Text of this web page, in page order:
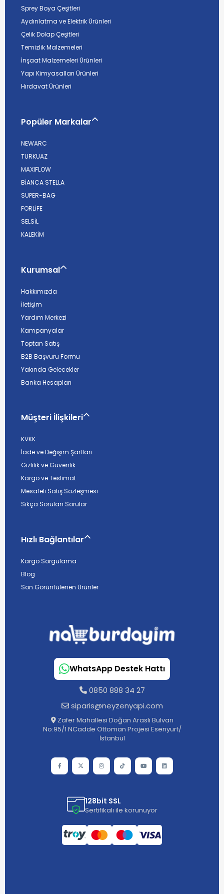
Sprey Boya Çeşitleri
Aydınlatma ve Elektrik Ürünleri
Çelik Dolap Çeşitleri
Temizlik Malzemeleri
İnşaat Malzemeleri Ürünleri
Yapı Kimyasalları Ürünleri
Hırdavat Ürünleri
Popüler Markalar
NEWARC
TURKUAZ
MAXIFLOW
BİANCA STELLA
SUPER-BAG
FORLİFE
SELSİL
KALEKİM
Kurumsal
Hakkımızda
İletişim
Yardım Merkezi
Kampanyalar
Toptan Satış
B2B Başvuru Formu
Yakında Gelecekler
Banka Hesapları
Müşteri İlişkileri
KVKK
İade ve Değişim Şartları
Gizlilik ve Güvenlik
Kargo ve Teslimat
Mesafeli Satış Sözleşmesi
Sıkça Sorulan Sorular
Hızlı Bağlantılar
Kargo Sorgulama
Blog
Son Görüntülenen Ürünler
WhatsApp Destek Hattı
0850 888 34 27
siparis@neyzenyapi.com
Zafer Mahallesi Doğan Araslı Bulvarı
No:95/1 NCadde Ottoman Projesi Esenyurt/
İstanbul
128bit SSL
Sertifikalı ile korunuyor